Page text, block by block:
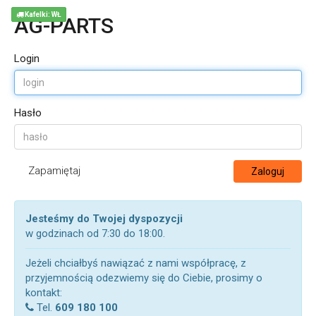
AG-PARTS
Login
Hasło
Zapamiętaj Zaloguj
Jesteśmy do Twojej dyspozycji
w godzinach od 7:30 do 18:00.
Jeżeli chciałbyś nawiązać z nami współpracę, z
przyjemnością odezwiemy się do Ciebie, prosimy o
kontakt:
Tel. 609 180 100
Kafelki: WŁ